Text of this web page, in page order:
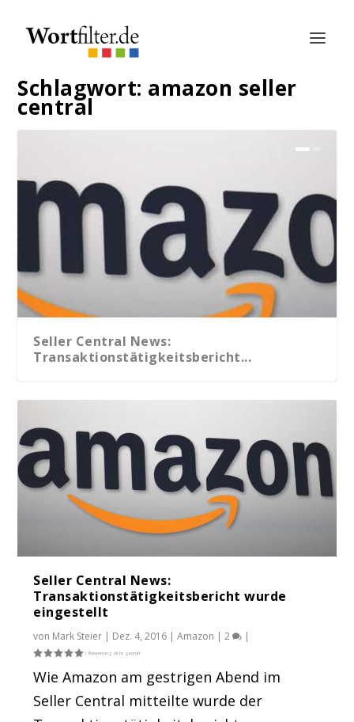
Schlagwort: amazon seller
central
Seller Central News:
Transaktionstätigkeitsbericht...
NEWSFLASH: Zusätzliche Informationen zu
den Richtl...
Seller Central News:
Transaktionstätigkeitsbericht wurde
eingestellt
von Mark Steier | Dez. 4, 2016 |Amazon |2 |
Wie Amazon am gestrigen Abend im
Seller Central mitteilte wurde der